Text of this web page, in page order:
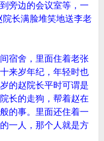
旁边的会议室等，一
院长满脸堆笑地送李老
舍，里面住着老张
来岁年纪，年轻时也
的赵院长平时可谓是
长的走狗，帮着赵在
的事。里面还住着一
一人，那个人就是方